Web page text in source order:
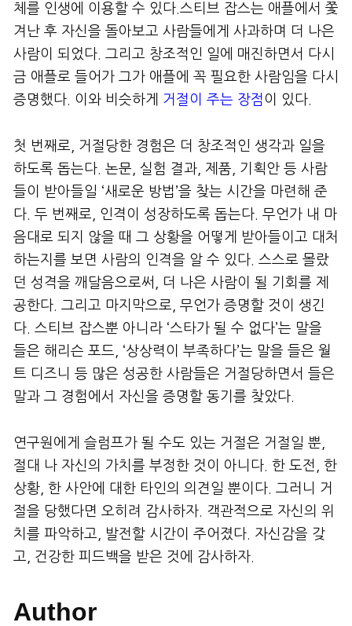
체를 인생에 이용할 수 있다.스티브 잡스는 애플에서 쫓
겨난 후 자신을 돌아보고 사람들에게 사과하며 더 나은
사람이 되었다. 그리고 창조적인 일에 매진하면서 다시
금 애플로 들어가 그가 애플에 꼭 필요한 사람임을 다시
증명했다. 이와 비슷하게 거절이 주는 장점이 있다.
첫 번째로, 거절당한 경험은 더 창조적인 생각과 일을
하도록 돕는다. 논문, 실험 결과, 제품, 기획안 등 사람
들이 받아들일 ‘새로운 방법’을 찾는 시간을 마련해 준
다. 두 번째로, 인격이 성장하도록 돕는다. 무언가 내 마
음대로 되지 않을 때 그 상황을 어떻게 받아들이고 대처
하는지를 보면 사람의 인격을 알 수 있다. 스스로 몰랐
던 성격을 깨달음으로써, 더 나은 사람이 될 기회를 제
공한다. 그리고 마지막으로, 무언가 증명할 것이 생긴
다. 스티브 잡스뿐 아니라 ‘스타가 될 수 없다’는 말을
들은 해리슨 포드, ‘상상력이 부족하다’는 말을 들은 월
트 디즈니 등 많은 성공한 사람들은 거절당하면서 들은
말과 그 경험에서 자신을 증명할 동기를 찾았다.
연구원에게 슬럼프가 될 수도 있는 거절은 거절일 뿐,
절대 나 자신의 가치를 부정한 것이 아니다. 한 도전, 한
상황, 한 사안에 대한 타인의 의견일 뿐이다. 그러니 거
절을 당했다면 오히려 감사하자. 객관적으로 자신의 위
치를 파악하고, 발전할 시간이 주어졌다. 자신감을 갖
고, 건강한 피드백을 받은 것에 감사하자.
Author